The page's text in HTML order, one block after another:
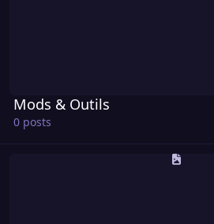
Mods & Outils
0 posts